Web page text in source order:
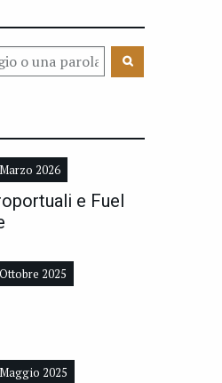
2026
e Fuel
2025
2025